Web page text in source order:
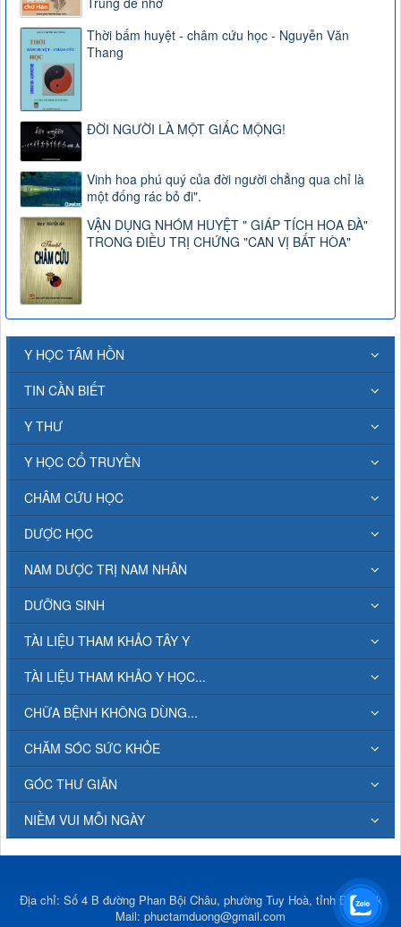
Thời bấm huyệt - châm cứu học - Nguyễn Văn
Thang
ĐỜI NGƯỜI LÀ MỘT GIẤC MỘNG!
Vinh hoa phú quý của đời người chẳng qua chỉ là
một đống rác bỏ đi".
VẬN DỤNG NHÓM HUYỆT " GIÁP TÍCH HOA ĐÀ"
TRONG ĐIỀU TRỊ CHỨNG "CAN VỊ BẤT HÒA"
Y HỌC TÂM HỒN
TIN CẦN BIẾT
Y THƯ
Y HỌC CỔ TRUYỀN
CHÂM CỨU HỌC
DƯỢC HỌC
NAM DƯỢC TRỊ NAM NHÂN
DƯỠNG SINH
TÀI LIỆU THAM KHẢO TÂY Y
TÀI LIỆU THAM KHẢO Y HỌC...
CHỮA BỆNH KHÔNG DÙNG...
CHĂM SÓC SỨC KHỎE
GÓC THƯ GIÃN
NIỀM VUI MỖI NGÀY
Địa chỉ: Số 4 B đường Phan Bội Châu, phường Tuy Hoà, tỉnh Đắk Lắk
Mail: phuctamduong@gmail.com